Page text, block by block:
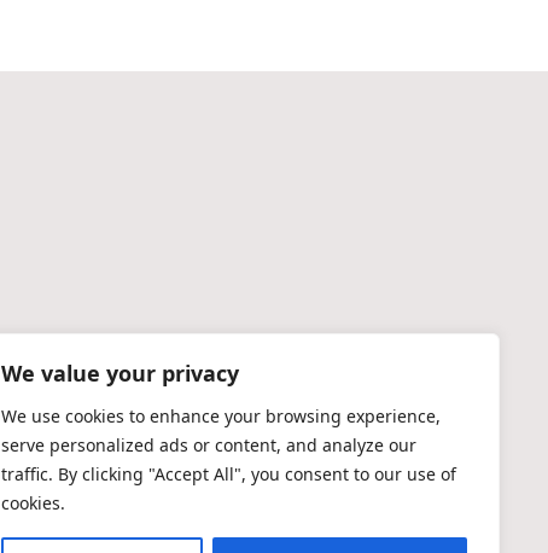
We value your privacy
We use cookies to enhance your browsing experience,
serve personalized ads or content, and analyze our
traffic. By clicking "Accept All", you consent to our use of
cookies.